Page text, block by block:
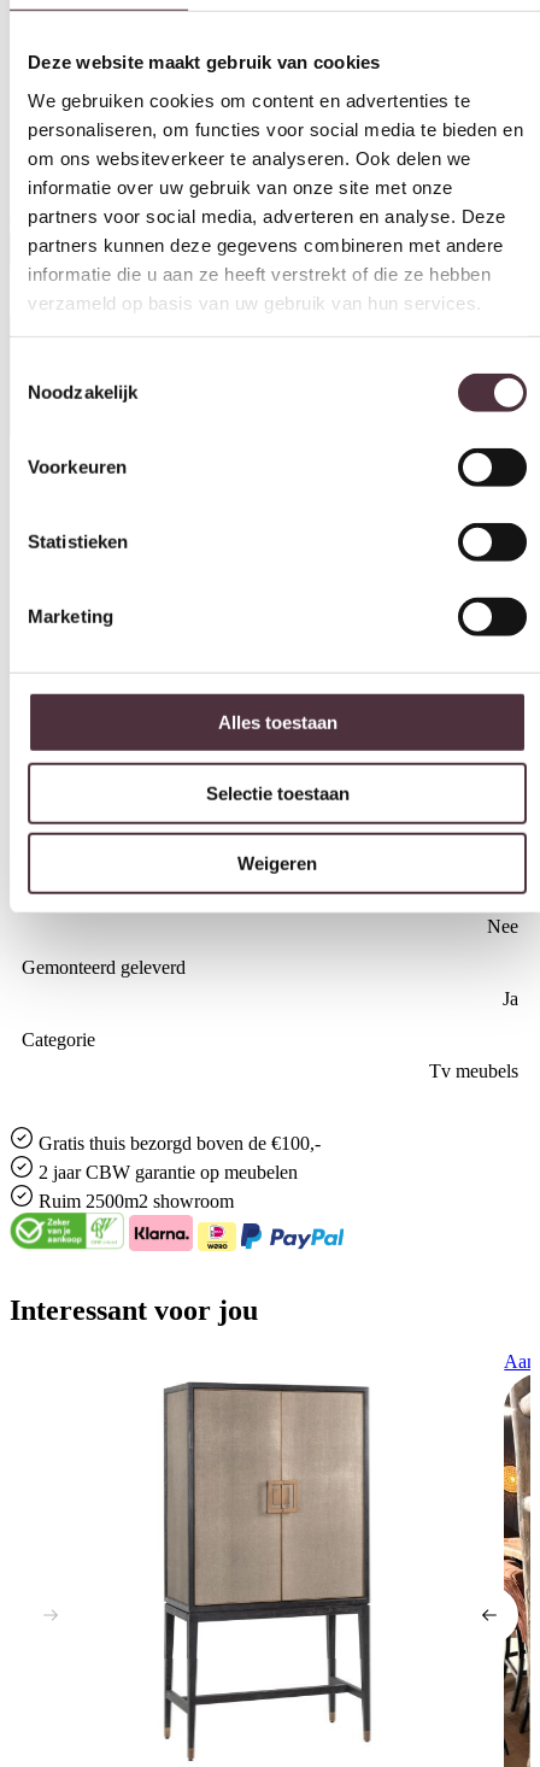
Deze website maakt gebruik van cookies
personaliseren, om functies voor social media te bieden en
om ons websiteverkeer te analyseren. Ook delen we
informatie over uw gebruik van onze site met onze
partners voor social media, adverteren en analyse. Deze
partners kunnen deze gegevens combineren met andere
informatie die u aan ze heeft verstrekt of die ze hebben
verzameld op basis van uw gebruik van hun services.
Toestemmingsselectie
Noodzakelijk
Alles toestaan
Eleonora dressoir Milo 180x42x90 cm eiken naturel
1.199,00
Kleur
Naturel
Materiaal
Eiken, Eiken fineer
Breedte (cm)
180 cm
Diepte (cm)
Hoogte (cm)
Merk
Legplanken achter de deuren
Nee
Gemonteerd geleverd
Ja
Categorie
Tv meubels
Gratis thuis bezorgd boven de €100,-
2 jaar CBW garantie op meubelen
Ruim 2500m2 showroom
Interessant voor jou